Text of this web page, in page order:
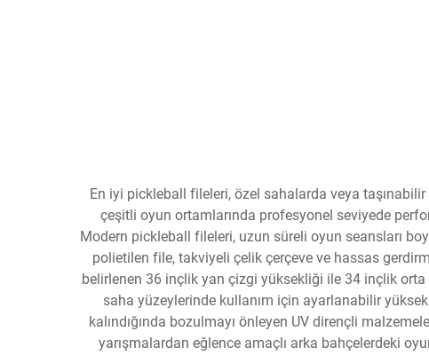
En iyi pickleball fileleri, özel sahalarda veya
çeşitli oyun ortamlarında profesyonel seviyede
Modern pickleball fileleri, uzun süreli oyun seansları
polietilen file, takviyeli çelik çerçeve ve hassas
belirlenen 36 inçlik yan çizgi yüksekliği ile 34 inçlik
saha yüzeylerinde kullanım için ayarlanabilir
kalındığında bozulmayı önleyen UV dirençli
yarışmalardan eğlence amaçlı arka bahçelerdeki